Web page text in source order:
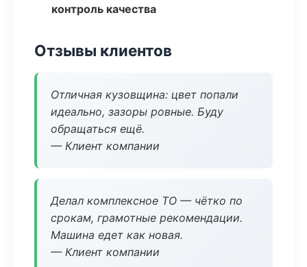
контроль качества
Отзывы клиентов
Отличная кузовщина: цвет попали
идеально, зазоры ровные. Буду
обращаться ещё.
— Клиент компании
Делал комплексное ТО — чётко по
срокам, грамотные рекомендации.
Машина едет как новая.
— Клиент компании